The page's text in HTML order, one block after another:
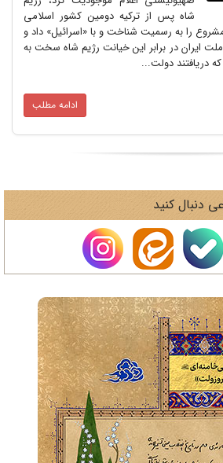
شاه پس از ترکیه دومین کشور اسلامی
را به رسمیت شناخت و با «اسرائیل» داد و
ایران در برابر این خیانت رژیم شاه سخت به
دریافتند دولت...
ادامه مطلب
کنید